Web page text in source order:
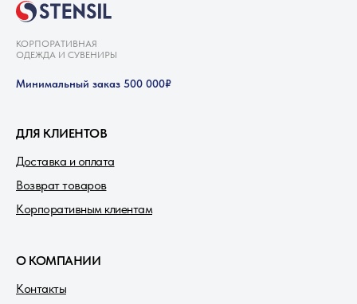
КОРПОРАТИВНАЯ
ОДЕЖДА И СУВЕНИРЫ
Минимальный заказ 500 000₽
Доставка и оплата
ДЛЯ КЛИЕНТОВ
Возврат товаров
Корпоративным клиентам
О КОМПАНИИ
Контакты